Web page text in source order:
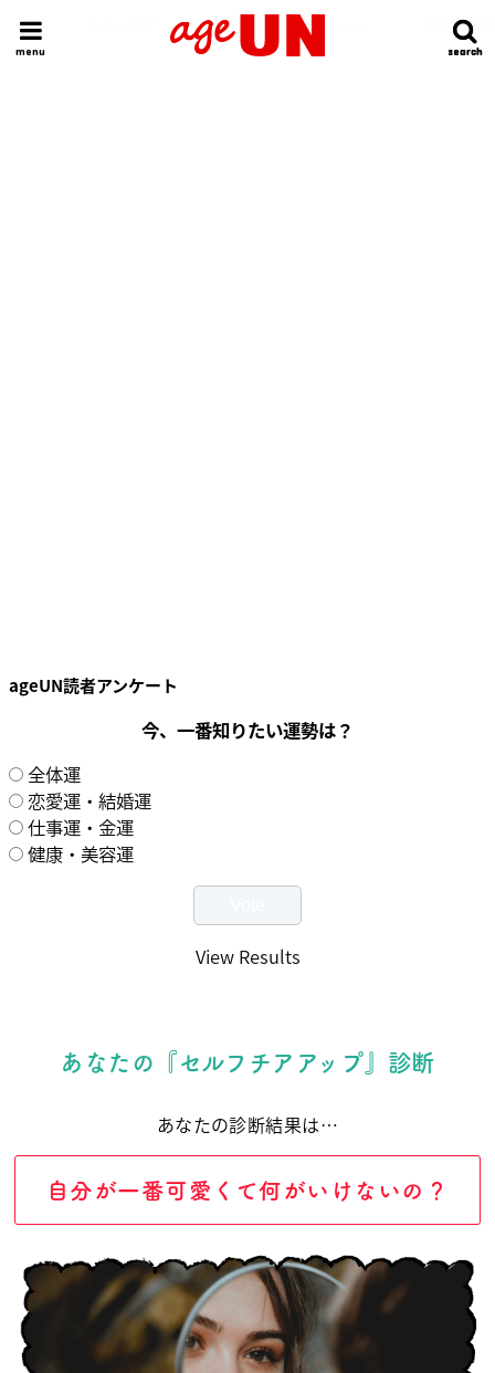
search
search
menu
HOME 今日の運勢ランキング 明日の運勢ランキング 今週の運勢
ageUN読者アンケート
今、一番知りたい運勢は？
全体運
恋愛運・結婚運
仕事運・金運
健康・美容運
View Results
あなたの『セルフチアアップ』診断
あなたの診断結果は…
自分が一番可愛くて何がいけないの？